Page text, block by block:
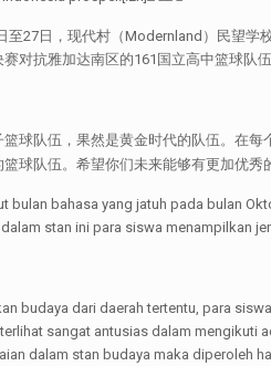
至27日，现代村（Modernland）民望学
对抗雅加达南区的161国立高中篮球队伍
球队伍，果然是黄金时代的队伍。在
球队伍。希望你们未来能够有更加优秀
bulan bahasa yang jatuh pada bulan
stan ini para siswa menampilkan
budaya dari daerah tertentu, para
sangat antusias dalam mengikuti
dalam stan budaya maka diperoleh